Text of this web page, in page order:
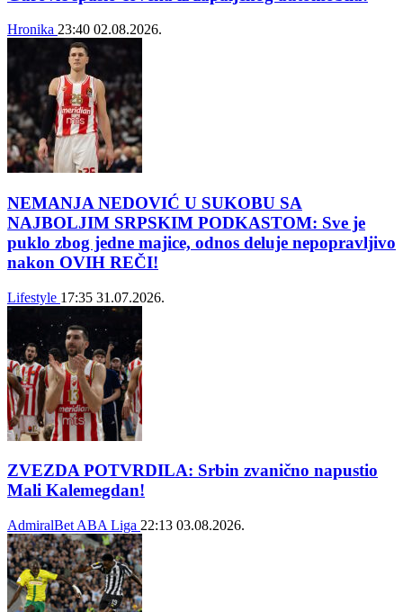
Hronika 23:40 02.08.2026.
NEMANJA NEDOVIĆ U SUKOBU SA
NAJBOLJIM SRPSKIM PODKASTOM: Sve je
puklo zbog jedne majice, odnos deluje nepopravljivo
nakon OVIH REČI!
Lifestyle 17:35 31.07.2026.
ZVEZDA POTVRDILA: Srbin zvanično napustio
Mali Kalemegdan!
AdmiralBet ABA Liga 22:13 03.08.2026.